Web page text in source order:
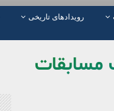
رویدادهای تاریخی
مسابقات